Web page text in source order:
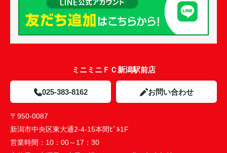
ミニミニＦＣ新潟駅前店
025-383-8162 お問い合わせ
〒950-0087
新潟市中央区東大通2-4-15本間ﾋﾞﾙ1F
営業時間： 10：00～17：30